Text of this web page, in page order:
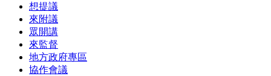
想提議
來附議
眾開講
來監督
地方政府專區
協作會議